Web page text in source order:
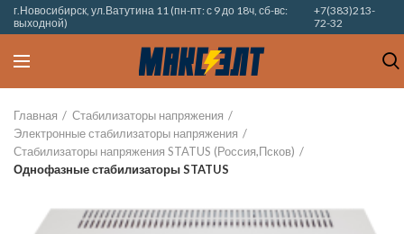
г.Новосибирск, ул.Ватутина 11 (пн-пт: с 9 до 18ч, сб-вс:
выходной)
+7(383)213-
72-32
Главная
Стабилизаторы напряжения
Электронные стабилизаторы напряжения
Стабилизаторы напряжения STATUS (Россия,Псков)
Однофазные стабилизаторы STATUS